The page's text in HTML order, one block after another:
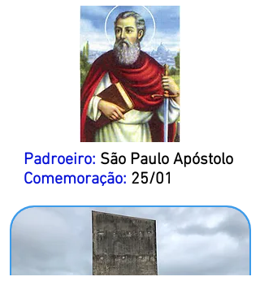
Padroeiro: São Paulo Apóstolo
Comemoração: 25/01